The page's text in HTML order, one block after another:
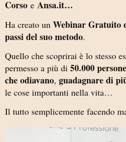
Corso e Ansa.it…
Ha creato un Webinar Gratuito
passi del suo metodo.
Quello che scoprirai è lo stesso
permesso a più di 50.000
che odiavano, guadagnare di
le cose importanti nella vita…
Il tutto semplicemente facendo